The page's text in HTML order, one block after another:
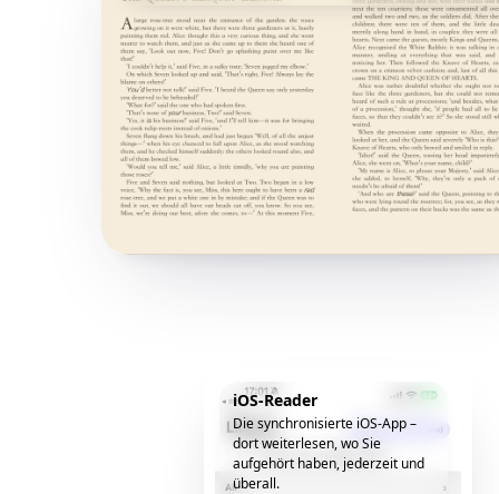
iOS-Reader
Die synchronisierte iOS-App –
dort weiterlesen, wo Sie
aufgehört haben, jederzeit und
überall.